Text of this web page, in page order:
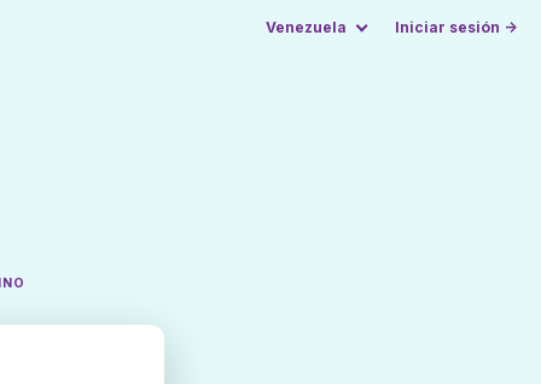
Venezuela Iniciar sesión →